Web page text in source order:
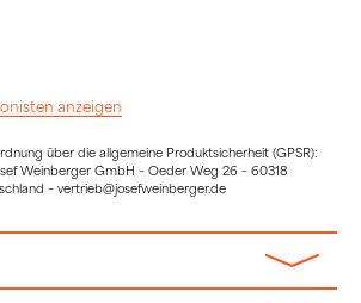
anzeigen
über die allgemeine Produktsicherheit (GPSR):
Weinberger GmbH – Oeder Weg 26 – 60318
– vertrieb@josefweinberger.de